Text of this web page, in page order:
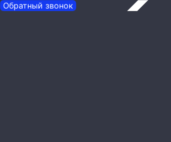
Обратный звонок